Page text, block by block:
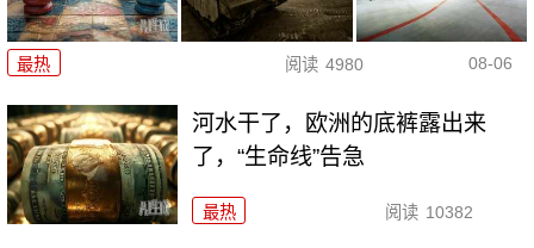
最热 阅读 4980 08-06
河水干了，欧洲的底裤露出来
了，“生命线”告急
最热 阅读 10382